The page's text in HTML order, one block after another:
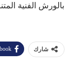
بالورش الفنية
شارك